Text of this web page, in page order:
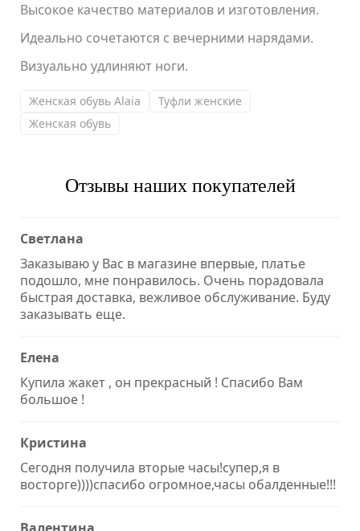
Высокое качество материалов и изготовления.
Идеально сочетаются с вечерними нарядами.
Визуально удлиняют ноги.
Женская обувь Alaia
Туфли женские
Женская обувь
Отзывы наших покупателей
Светлана
Заказываю у Вас в магазине впервые, платье
подошло, мне понравилось. Очень порадовала
быстрая доставка, вежливое обслуживание. Буду
заказывать еще.
Елена
Купила жакет , он прекрасный ! Спасибо Вам
большое !
Кристина
Сегодня получила вторые часы!супер,я в
восторге))))спасибо огромное,часы обалденные!!!